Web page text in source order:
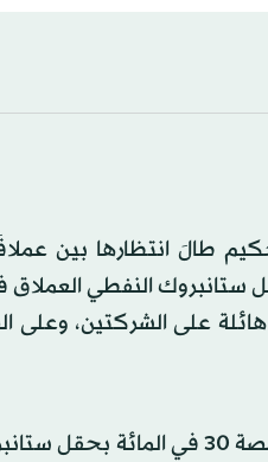
طالَ انتظارها بين
النفطي العملاق في
على الشركتين،
تتنازع الشركات العملاقة الأميركية حق